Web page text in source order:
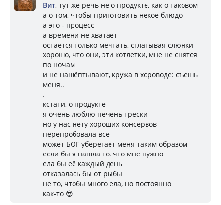
Вит, тут же речь не о продукте, как о таковом
а о том, чтобы приготовить некое блюдо
а это - процесс
а времени не хватает
остаётся только мечтать, сглатывая слюнки
хорошо, что они, эти котлетки, мне не снятся
по ночам
и не нашёптывают, кружа в хороводе: съешь
меня..
.
кстати, о продукте
я очень люблю печень трески
но у нас нету хороших консервов
перепробовала все
может БОГ уберегает меня таким образом
если бы я нашла то, что мне нужно
ела бы её каждый день
отказалась бы от рыбы
не то, чтобы много ела, но постоянно
как-то 😎